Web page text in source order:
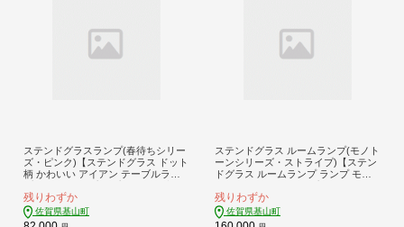
ステンドグラスランプ(春待ちシリー
ズ・ピンク)【ステンドグラス ドット
柄 かわいい アイアン テーブルラン
日本製】K003098
残りわずか
佐賀県基山町
ステンドグラス ルームランプ(モノト
ーンシリーズ・ストライプ)【ステン
ドグラス ルームランプ ランプ モノ
シュ 癒し 日本製】K003056
残りわずか
佐賀県基山町